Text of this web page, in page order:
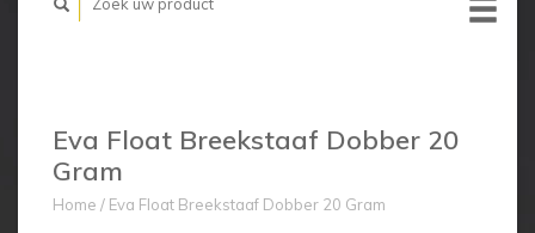
Eva Float Breekstaaf Dobber 20
Gram
Home / Eva Float Breekstaaf Dobber 20 Gram